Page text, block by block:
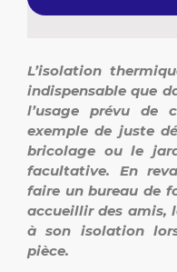
L’isolation
indispensable que
l’usage prévu de
exemple de juste
bricolage ou le
facultative. En
faire un bureau de
accueillir des amis,
à son isolation
pièce.